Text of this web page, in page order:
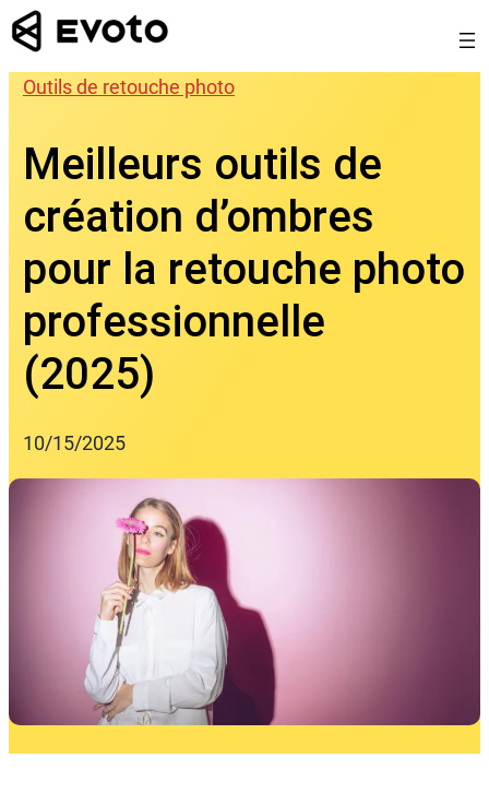
Skip
to
content
Outils de retouche photo
Meilleurs outils de
création d’ombres
pour la retouche photo
professionnelle
(2025)
10/15/2025